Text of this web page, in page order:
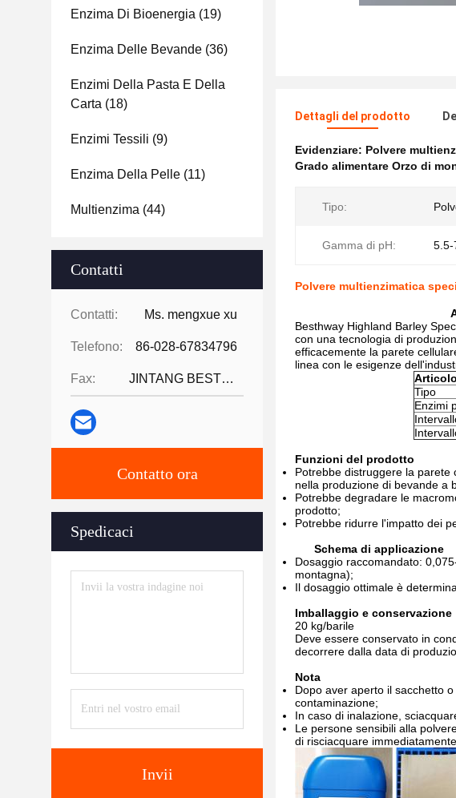
Enzima Di Bioenergia (19)
Enzima Delle Bevande (36)
Enzimi Della Pasta E Della
Carta (18)
Enzimi Tessili (9)
Enzima Della Pelle (11)
Multienzima (44)
Contatti
Contatti: Ms. mengxue xu
Telefono: 86-028-67834796
Fax: JINTANG BESTWAY TECHNOLOGY CO
Contatto ora
Spedicaci
Invii
Dettagli del prodotto
Evidenziare: Polvere
Grado alimentare Orzo di
Tipo:
Gamma di pH: 5.5-
Polvere multienzimatica
Besthway Highland Barley
con una tecnologia di
efficacemente la parete
linea con le esigenze
Articolo
Tipo
Enzimi
Funzioni del prodotto
Potrebbe distruggere la parete
nella produzione di bevande a
Potrebbe degradare le
prodotto;
Potrebbe ridurre l'impatto dei
Schema di applicazione
Dosaggio raccomandato:
montagna);
Il dosaggio ottimale è
Imballaggio e conservazione
20 kg/barile
Deve essere conservato in
decorrere dalla data di
Nota
Dopo aver aperto il sacchetto
contaminazione;
In caso di inalazione,
Le persone sensibili alla
di risciacquare